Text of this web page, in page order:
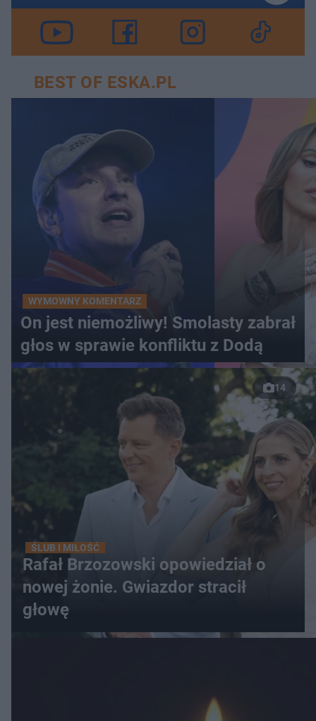
BEST OF ESKA.PL
WYMOWNY KOMENTARZ
On jest niemożliwy! Smolasty zabrał
głos w sprawie konfliktu z Dodą
14
ŚLUB I MIŁOŚĆ
Rafał Brzozowski opowiedział o
nowej żonie. Gwiazdor stracił
głowę